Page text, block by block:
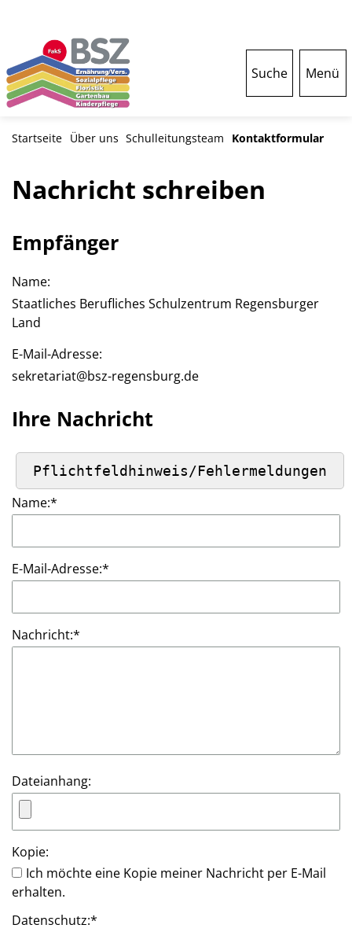
Suche Menü
Startseite Über uns Schulleitungsteam Kontaktformular
Nachricht schreiben
Empfänger
Name:
Staatliches Berufliches Schulzentrum Regensburger
Land
E-Mail-Adresse:
sekretariat@bsz-regensburg.de
Ihre Nachricht
Name:*
E-Mail-Adresse:*
Nachricht:*
Dateianhang:
Kopie:
Ich möchte eine Kopie meiner Nachricht per E-Mail
erhalten.
Datenschutz:*